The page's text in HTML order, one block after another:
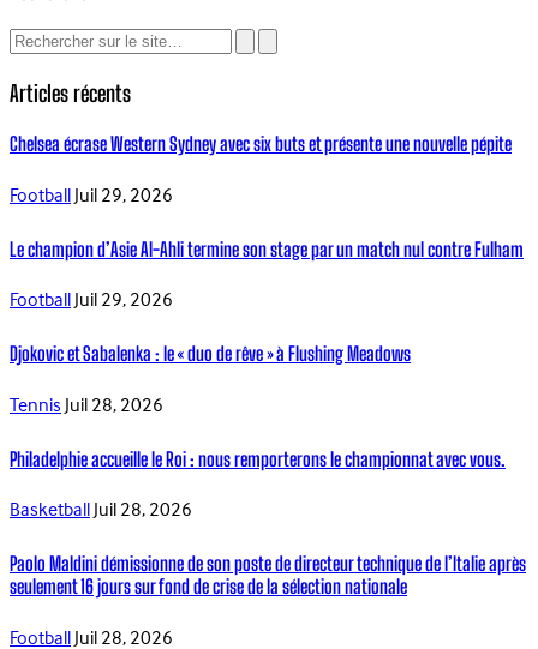
Articles récents
Chelsea écrase Western Sydney avec six buts et présente une nouvelle pépite
FootballJuil 29, 2026
Le champion d’Asie Al-Ahli termine son stage par un match nul contre Fulham
FootballJuil 29, 2026
Djokovic et Sabalenka : le « duo de rêve » à Flushing Meadows
TennisJuil 28, 2026
Philadelphie accueille le Roi : nous remporterons le championnat avec vous.
BasketballJuil 28, 2026
Paolo Maldini démissionne de son poste de directeur technique de l’Italie après
seulement 16 jours sur fond de crise de la sélection nationale
FootballJuil 28, 2026